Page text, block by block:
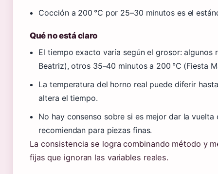
Cocción a 200 °C por 25–30 minutos es el
Qué no está claro
El tiempo exacto varía según el grosor: algunos
Beatriz), otros 35–40 minutos a 200 °C (Fiesta
La temperatura del horno real puede diferir
altera el tiempo.
No hay consenso sobre si es mejor dar la
recomiendan para piezas finas.
La consistencia se logra combinando método y
fijas que ignoran las variables reales.